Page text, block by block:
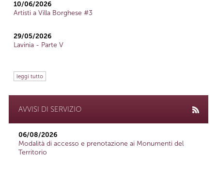
10/06/2026
Artisti a Villa Borghese #3
29/05/2026
Lavinia - Parte V
leggi tutto
AVVISI DI SERVIZIO
06/08/2026
Modalità di accesso e prenotazione ai Monumenti del
Territorio